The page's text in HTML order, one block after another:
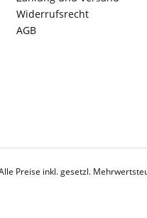
Widerrufsrecht
AGB
Preise inkl. gesetzl.